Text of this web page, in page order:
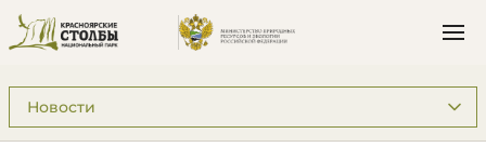
Подразделы: Пресс-центр